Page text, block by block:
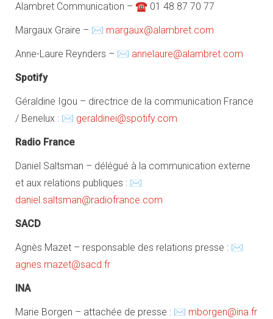
Alambret Communication – ☎ 01 48 87 70 77
Margaux Graire – ✉ margaux@alambret.com
Anne-Laure Reynders – ✉ annelaure@alambret.com
Spotify
Géraldine Igou – directrice de la communication France
/ Benelux : ✉ geraldinei@spotify.com
Radio France
Daniel Saltsman – délégué à la communication externe
et aux relations publiques : ✉
daniel.saltsman@radiofrance.com
SACD
Agnès Mazet – responsable des relations presse : ✉
agnes.mazet@sacd.fr
INA
Marie Borgen – attachée de presse : ✉ mborgen@ina.fr